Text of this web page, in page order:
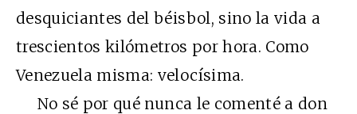
desquiciantes del béisbol, sino la vida a
trescientos kilómetros por hora. Como
Venezuela misma: velocísima.
No sé por qué nunca le comenté a don